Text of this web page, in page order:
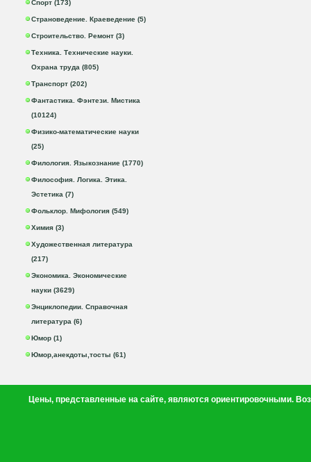
Спорт (173)
Страноведение. Краеведение (5)
Строительство. Ремонт (3)
Техника. Технические науки.
Охрана труда (805)
Транспорт (202)
Фантастика. Фэнтези. Мистика
(10124)
Физико-математические науки
(25)
Филология. Языкознание (1770)
Философия. Логика. Этика.
Эстетика (7)
Фольклор. Мифология (549)
Химия (3)
Художественная литература
(217)
Экономика. Экономические
науки (3629)
Энциклопедии. Справочная
литература (6)
Юмор (1)
Юмор,анекдоты,тосты (61)
Цены, представленные на сайте, являются ориентировочными.